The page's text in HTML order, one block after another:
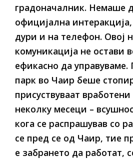
градоначалник. Немаше
официјална
дури и на телефон. Овој
комуникација не остави
ефикасно да управуваме.
парк во Чаир беше
присуствуваат
неколку месеци –
кога се распрашував со
се пред се од Чаир, тие
е забрането да работат,